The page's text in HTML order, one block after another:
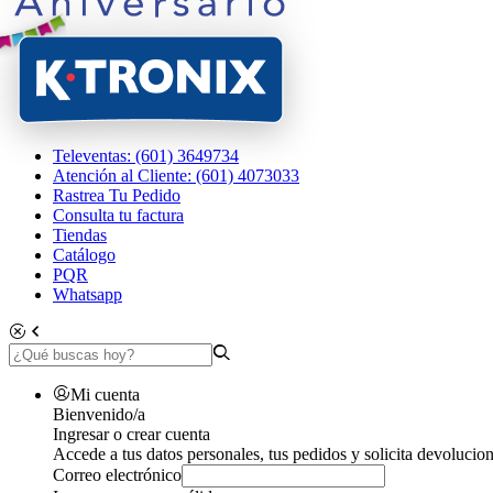
Televentas: (601) 3649734
Atención al Cliente: (601) 4073033
Rastrea Tu Pedido
Consulta tu factura
Tiendas
Catálogo
PQR
Whatsapp
Mi cuenta
Bienvenido/a
Ingresar o crear cuenta
Accede a tus datos personales, tus pedidos y solicita
Correo electrónico